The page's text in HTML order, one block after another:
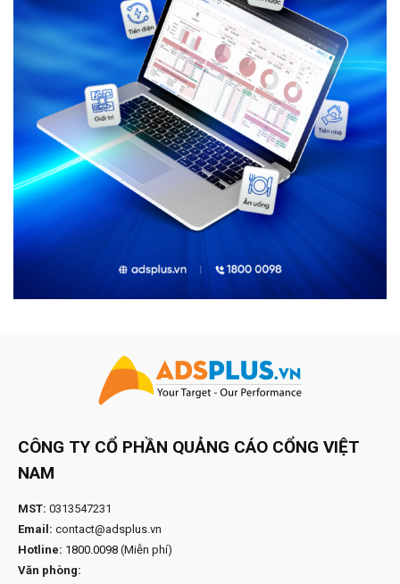
CÔNG TY CỔ PHẦN QUẢNG CÁO CỔNG VIỆT
NAM
MST: 0313547231
Email: contact@adsplus.vn
Hotline: 1800.0098 (Miễn phí)
Văn phòng: